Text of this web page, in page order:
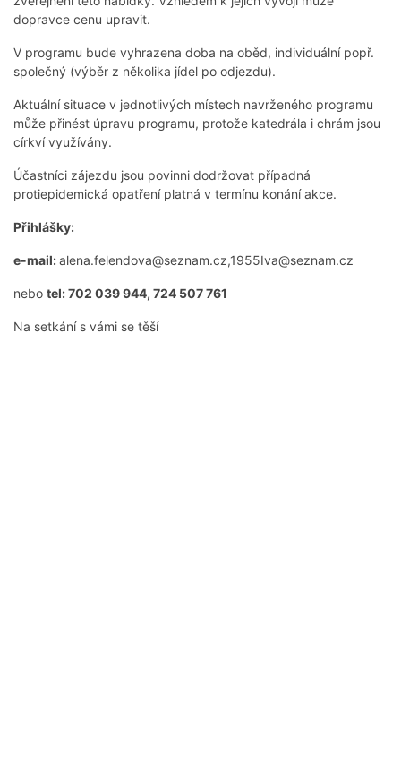
dopravce cenu upravit.
V programu bude vyhrazena doba na oběd, individuální popř.
společný (výběr z několika jídel po odjezdu).
Aktuální situace v jednotlivých místech navrženého programu
může přinést úpravu programu, protože katedrála i chrám jsou
církví využívány.
Účastníci zájezdu jsou povinni dodržovat případná
protiepidemická opatření platná v termínu konání akce.
Přihlášky:
e-mail:alena.felendova@seznam.cz,1955Iva@seznam.cz
nebo tel: 702 039 944, 724 507 761
Na setkání s vámi se těší